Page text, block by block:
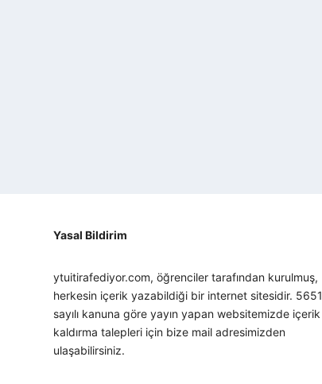
Yasal Bildirim
ytuitirafediyor.com, öğrenciler tarafından kurulmuş,
herkesin içerik yazabildiği bir internet sitesidir. 5651
sayılı kanuna göre yayın yapan websitemizde içerik
kaldırma talepleri için bize mail adresimizden
ulaşabilirsiniz.